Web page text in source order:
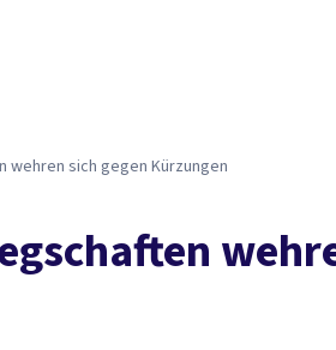
sich gegen Kürzungen